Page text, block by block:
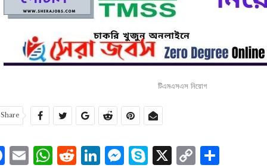
টিএমএসএস নিয়োগ
Share
Facebook
Email
WhatsApp
Reddit
LinkedIn
Messenger
Skype
X Copy